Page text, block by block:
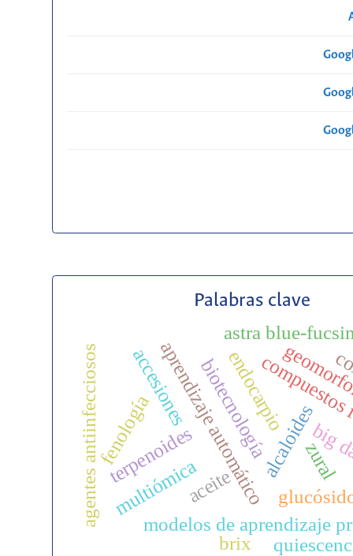
Palabras clave
aprendizaje automático big
modelos de aprendizaje
multiómica
alcaloides
biotecnología
terpenoides
agentes antiinfecciososfenología zural
accesiones
aceite
brix
endocarpio
astra blue-